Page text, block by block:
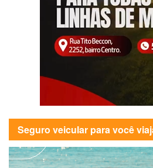
Seguro veicular para você